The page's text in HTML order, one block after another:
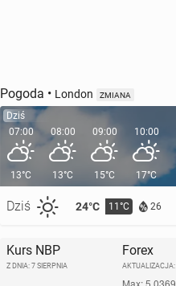
Pogoda • London ZMIANA
Dziś
07:00
13°C
Dziś 24°C 11°C 26
08:00
13°C
09:00
15°C
10:00
17°C
Kurs NBP
Z DNIA: 7 SIERPNIA
Forex
AKTUALIZACJA: